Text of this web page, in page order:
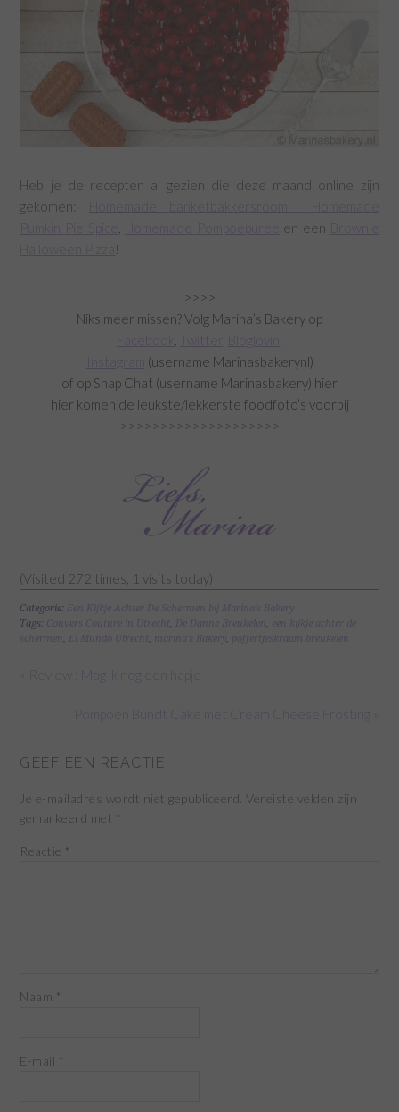
Heb je de recepten al gezien die deze maand online zijn
gekomen:
en een
!
>>>>
Niks meer missen? Volg Marina’s Bakery op
Bloglovin
Instagram
(username Marinasbakerynl)
of op Snap Chat (username Marinasbakery) hier
hier komen de leukste/lekkerste foodfoto’s voorbij
>>>>>>>>>>>>>>>>>>>>
(Visited 272 times, 1 visits today)
Categorie: Een Kijkje Achter De Schermen bij Marina's Bakery
Tags: Couvers Couture in Utrecht, De Danne Breukelen,
een kijkje achter de
schermen, El Mundo Utrecht, marina's Bakery, poffertjeskraam breukelen
« Review : Mag ik nog een hapje
Pompoen Bundt Cake met Cream Cheese Frosting »
GEEF EEN REACTIE
Je e-mailadres wordt niet gepubliceerd. Vereiste velden zijn
gemarkeerd met *
Reactie *
Naam *
E-mail *